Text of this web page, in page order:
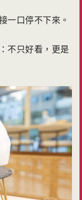
一口停不下來。
不只好看，更是